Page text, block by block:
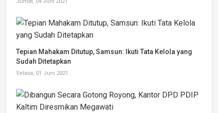
Tepian Mahakam Ditutup, Samsun: Ikuti Tata Kelola yang
Sudah Ditetapkan
Selasa, 01 Juni 2021